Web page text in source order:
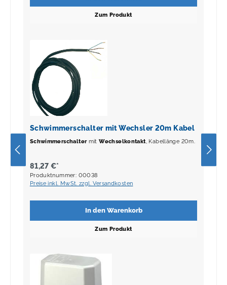
Zum Produkt
Schwimmerschalter mit Wechsler 20m Kabel
SchwimmerschaltermitWechselkontakt, Kabellänge 20m.
81,27 €*
Produktnummer: 00038
Preise inkl. MwSt. zzgl. Versandkosten
In den Warenkorb
Zum Produkt